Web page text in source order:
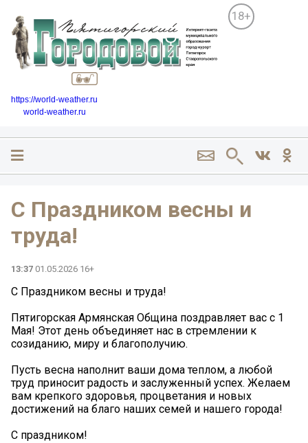
18+
https://world-weather.ru
world-weather.ru
С Праздником весны и
труда!
13:37 01.05.2026 16+
С Праздником весны и труда!
Пятигорская Армянская Община поздравляет вас с 1
Мая! Этот день объединяет нас в стремлении к
созиданию, миру и благополучию.
Пусть весна наполнит ваши дома теплом, а любой
труд приносит радость и заслуженный успех. Желаем
вам крепкого здоровья, процветания и новых
достижений на благо наших семей и нашего города!
С праздником!